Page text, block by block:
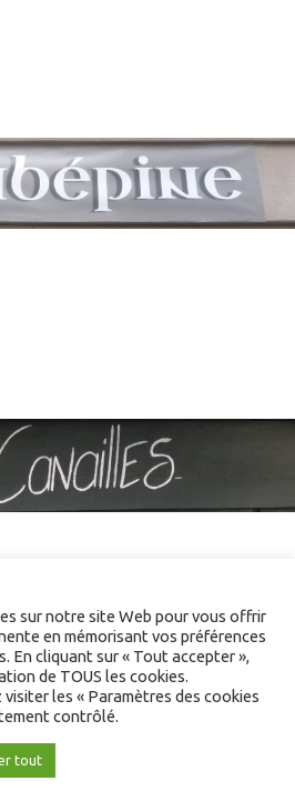
.
sur notre site Web pour vous offrir
en mémorisant vos préférences
En cliquant sur « Tout accepter »,
de TOUS les cookies.
les « Paramètres des cookies
contrôlé.
tout